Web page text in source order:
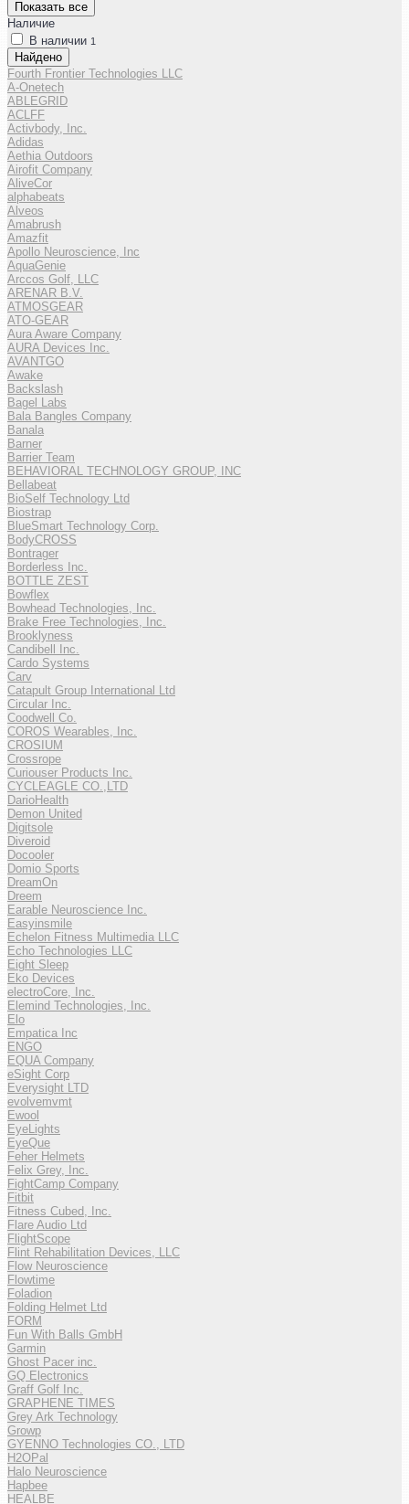
Показать все
Наличие
В наличии 1
Найдено
Fourth Frontier Technologies LLC
A-Onetech
ABLEGRID
ACLFF
Activbody, Inc.
Adidas
Aethia Outdoors
Airofit Company
AliveCor
alphabeats
Alveos
Amabrush
Amazfit
Apollo Neuroscience, Inc
AquaGenie
Arccos Golf, LLC
ARENAR B.V.
ATMOSGEAR
ATO-GEAR
Aura Aware Company
AURA Devices Inc.
AVANTGO
Awake
Backslash
Bagel Labs
Bala Bangles Company
Banala
Barner
Barrier Team
BEHAVIORAL TECHNOLOGY GROUP, INC
Bellabeat
BioSelf Technology Ltd
Biostrap
BlueSmart Technology Corp.
BodyCROSS
Bontrager
Borderless Inc.
BOTTLE ZEST
Bowflex
Bowhead Technologies, Inc.
Brake Free Technologies, Inc.
Brooklyness
Candibell Inc.
Cardo Systems
Carv
Catapult Group International Ltd
Circular Inc.
Coodwell Co.
COROS Wearables, Inc.
CROSIUM
Crossrope
Curiouser Products Inc.
CYCLEAGLE CO.,LTD
DarioHealth
Demon United
Digitsole
Diveroid
Docooler
Domio Sports
DreamOn
Dreem
Earable Neuroscience Inc.
Easyinsmile
Echelon Fitness Multimedia LLC
Echo Technologies LLC
Eight Sleep
Eko Devices
electroCore, Inc.
Elemind Technologies, Inc.
Elo
Empatica Inc
ENGO
EQUA Company
eSight Corp
Everysight LTD
evolvemvmt
Ewool
EyeLights
EyeQue
Feher Helmets
Felix Grey, Inc.
FightCamp Company
Fitbit
Fitness Cubed, Inc.
Flare Audio Ltd
FlightScope
Flint Rehabilitation Devices, LLC
Flow Neuroscience
Flowtime
Foladion
Folding Helmet Ltd
FORM
Fun With Balls GmbH
Garmin
Ghost Pacer inc.
GQ Electronics
Graff Golf Inc.
GRAPHENE TIMES
Grey Ark Technology
Growp
GYENNO Technologies CO., LTD
H2OPal
Halo Neuroscience
Hapbee
HEALBE